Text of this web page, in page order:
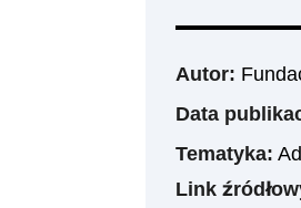
Autor:
Data
Tematyka:
Link